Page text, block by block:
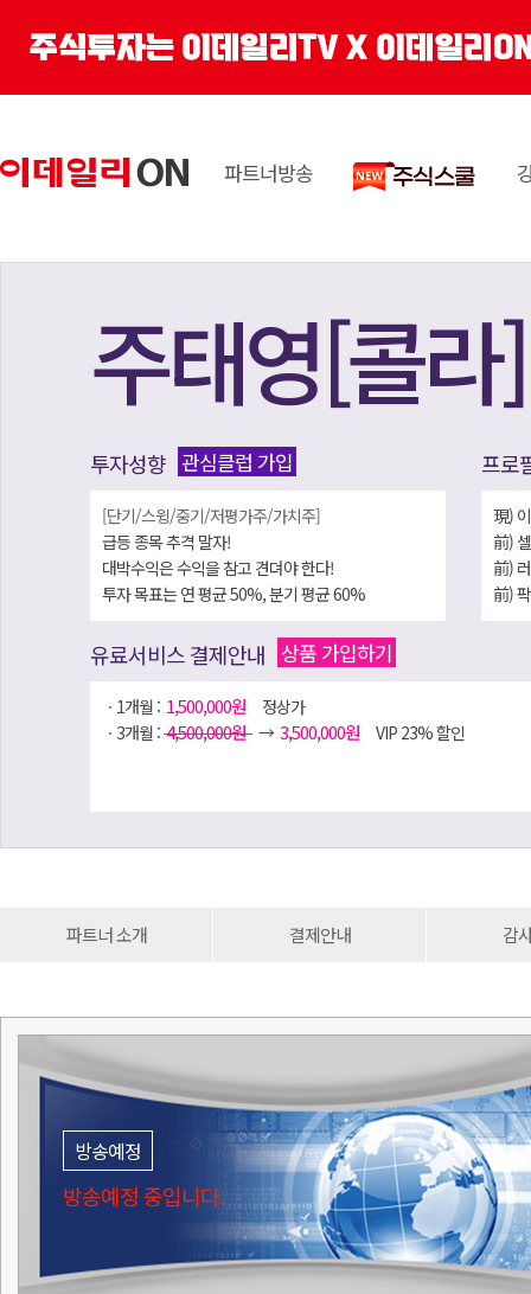
파트너방송
주태영[콜라]
투자성향 관심클럽 가입
[단기/스윙/중기/저평가주/가치주]
급등 종목 추격 말자!
대박수익은 수익을 참고 견뎌야 한다!
투자 목표는 연 평균 50%, 분기 평균 60%
프로
現)
前)
前)
前)
유료서비스 결제안내 상품 가입하기
ㆍ1개월 : 1,500,000원
정상가
ㆍ3개월 : 4,500,000원 → 3,500,000원 VIP 23% 할인
파트너 소개 결제안내 감
방송예정
방송예정 중입니다.